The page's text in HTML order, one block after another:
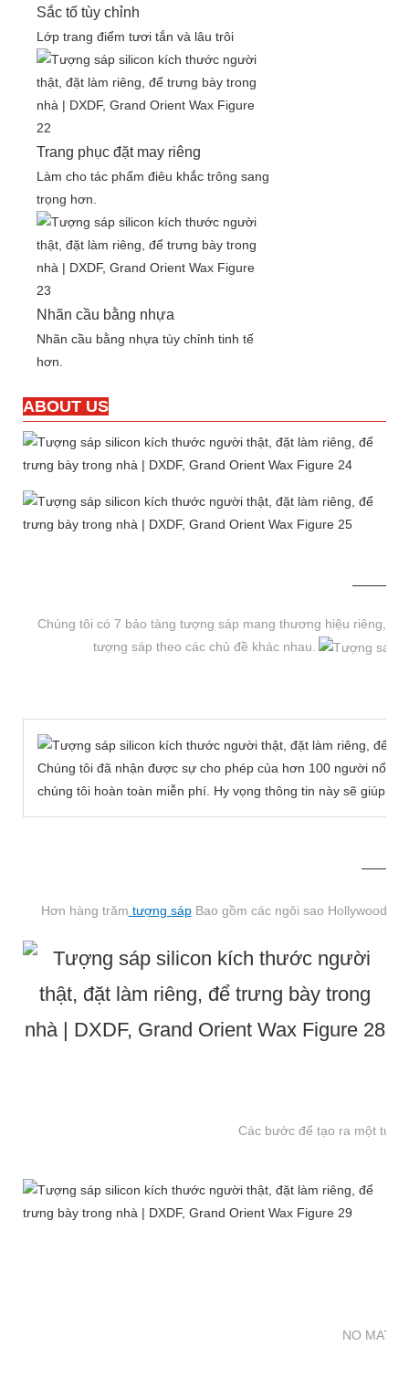
Sắc tố tùy chỉnh
Lớp trang điểm tươi tắn và lâu trôi
Trang phục đặt may riêng
Làm cho tác phẩm điêu khắc trông sang
trọng hơn.
Nhãn cầu bằng nhựa
Nhãn cầu bằng nhựa tùy chỉnh tinh tế
hơn.
ABOUT US
Chúng tôi có 7 bảo tàng tượng sáp mang thương hiệu riêng,
tượng sáp theo các chủ đề khác nhau.
Chúng tôi đã nhận được sự cho phép của hơn 100 người nổi
chúng tôi hoàn toàn miễn phí. Hy vọng thông tin này sẽ giúp
Hơn hàng trăm tượng sápBao gồm các ngôi sao Hollywood,
Các bước để tạo ra một
NO